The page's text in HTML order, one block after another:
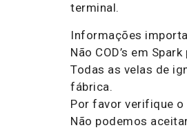
terminal.
Informações
Não COD’s em Spark
Todas as velas de
fábrica.
Por favor verifique o
Não podemos